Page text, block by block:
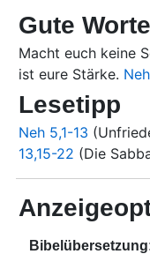
Gute Worte
Macht euch keine
ist eure Stärke.
Lesetipp
Neh 5,1-13
13,15-22 (Die